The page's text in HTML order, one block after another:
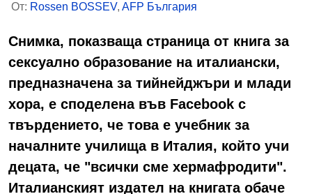
От: Rossen BOSSEV, AFP България
Снимка, показваща страница от книга за
сексуално образование на италиански,
предназначена за тийнейджъри и млади
хора, е споделена във Facebook с
твърдението, че това е учебник за
началните училища в Италия, който учи
децата, че "всички сме хермафродити".
Италианският издател на книгата обаче